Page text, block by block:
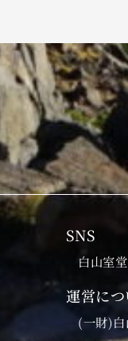
SNS
白山室
運営に
(一財)